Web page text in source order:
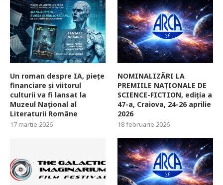
Un roman despre IA, piețe
financiare și viitorul
culturii va fi lansat la
Muzeul Național al
Literaturii Române
17 martie 2026
NOMINALIZĂRI LA
PREMIILE NAȚIONALE DE
SCIENCE-FICTION, ediția a
47-a, Craiova, 24-26 aprilie
2026
18 februarie 2026